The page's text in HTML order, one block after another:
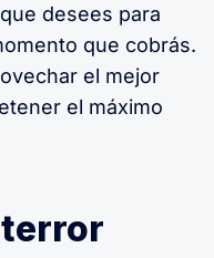
desees para
que cobrás.
el mejor
el máximo